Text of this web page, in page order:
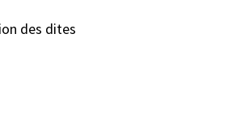
des dites